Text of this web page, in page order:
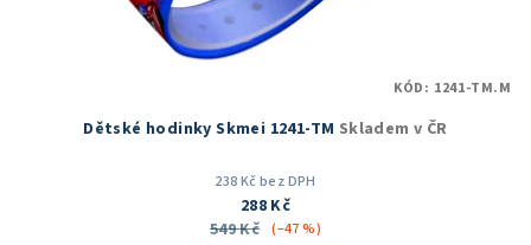
Dětské hodinky Skmei 1241-TM Skladem v ČR
238 Kč bez DPH
288 Kč
549 Kč (–47 %)
KÓD: 1241-TM.M